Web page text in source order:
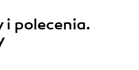
i polecenia.